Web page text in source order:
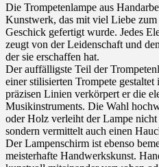
Die Trompetenlampe aus
Kunstwerk, das mit viel Liebe
Geschick gefertigt wurde. Jedes
zeugt von der Leidenschaft und
der sie erschaffen hat.
Der auffälligste Teil der
einer stilisierten Trompete
präzisen Linien verkörpert er die
Musikinstruments. Die Wahl
oder Holz verleiht der Lampe
sondern vermittelt auch einen
Der Lampenschirm ist ebenso
meisterhafte Handwerkskunst.